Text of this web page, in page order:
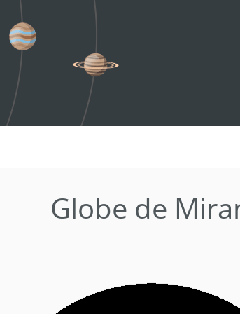
Globe de